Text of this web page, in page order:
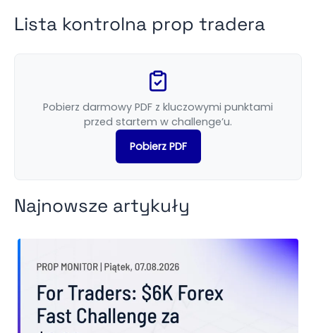
Lista kontrolna prop tradera
Pobierz darmowy PDF z kluczowymi punktami
przed startem w challenge’u.
Pobierz PDF
Najnowsze artykuły